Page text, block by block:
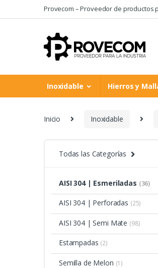
to
to
Provecom – Proveedor de productos
Inoxidable Hierros y
Inicio Inoxidable
Todas las Categorías
AISI 304 | Esmeriladas (36)
AISI 304 | Perforadas (25)
AISI 304 | Semi Mate (98)
Estampadas (2)
Semilla de Melon (1)